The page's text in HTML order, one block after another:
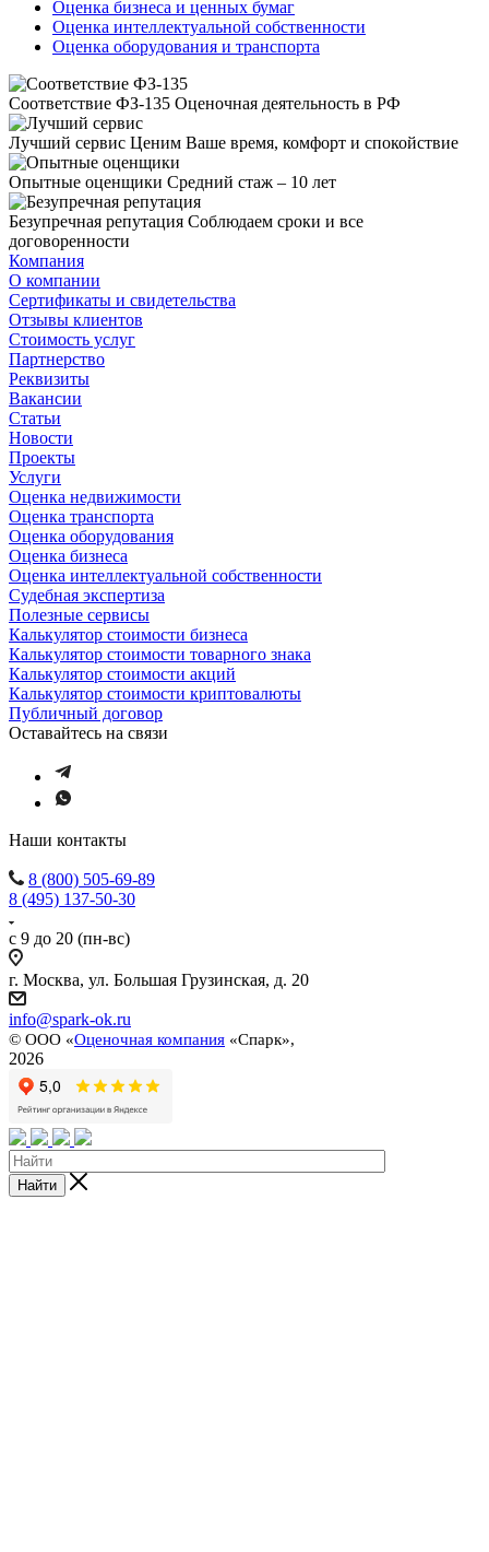
Оценка бизнеса и ценных бумаг
Оценка интеллектуальной собственности
Оценка оборудования и транспорта
Соответствие ФЗ-135 Оценочная деятельность в РФ
Лучший сервис Ценим Ваше время, комфорт и спокойствие
Опытные оценщики Средний стаж – 10 лет
Безупречная репутация Соблюдаем сроки и все
договоренности
Компания
О компании
Сертификаты и свидетельства
Отзывы клиентов
Стоимость услуг
Партнерство
Реквизиты
Вакансии
Статьи
Новости
Проекты
Услуги
Оценка недвижимости
Оценка транспорта
Оценка оборудования
Оценка бизнеса
Оценка интеллектуальной собственности
Судебная экспертиза
Полезные сервисы
Калькулятор стоимости бизнеса
Калькулятор стоимости товарного знака
Калькулятор стоимости акций
Калькулятор стоимости криптовалюты
Публичный договор
Оставайтесь на связи
Наши контакты
8 (800) 505-69-89
8 (495) 137-50-30
с 9 до 20 (пн-вс)
г. Москва, ул. Большая Грузинская, д. 20
info@spark-ok.ru
© ООО «Оценочная компания «Спарк»,
2026
Найти